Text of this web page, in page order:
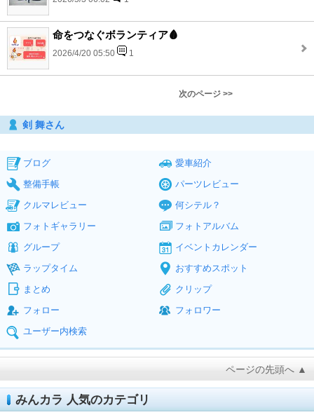
命をつなぐボランティア🩸
2026/4/20 05:50 1
次のページ >>
剣 舞さん
ブログ
愛車紹介
整備手帳
パーツレビュー
クルマレビュー
何シテル？
フォトギャラリー
フォトアルバム
グループ
イベントカレンダー
ラップタイム
おすすめスポット
まとめ
クリップ
フォロー
フォロワー
ユーザー内検索
ページの先頭へ ▲
みんカラ 人気のカテゴリ